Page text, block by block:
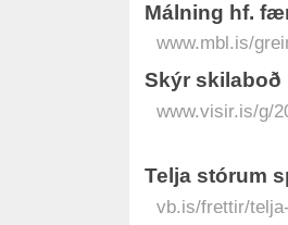
Málning hf.
www.mbl.is/
Skýr skilaboð
www.visir.is/g/
Telja stórum
vb.is/frettir/